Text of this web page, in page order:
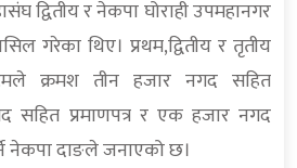
द्वितीय र नेकपा घोराही उपमहानगर
गरेका थिए। प्रथम,द्वितीय र तृतीय
क्रमश तीन हजार नगद सहित
सहित प्रमाणपत्र र एक हजार नगद
नेकपा दाङले जनाएको छ।